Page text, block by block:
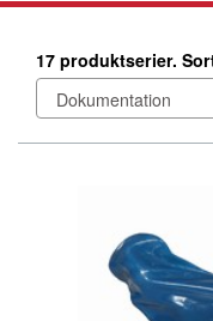
17 produktserier.